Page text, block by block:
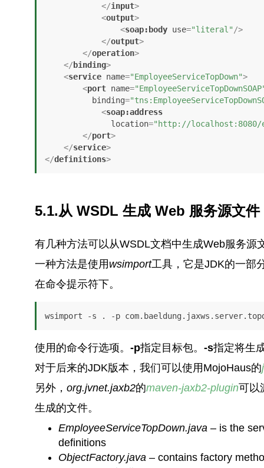
</input>
<output>
<soap:body use="literal" />
</output>
</operation>
</ binding>
<service name="EmployeeServiceTopDown">
<port name=
binding=
<soap:address
location="http://localhost:8080/
</port>
</service>
</definitions>
5.1.从 WSDL 生成 Web 服务源文件
有几种方法可以从WSDL文档中生成Web服务源
一种方法是使用 wsimport工具，它是JDK的一部
在命令提示符下。
wsimport -s . -p
使用的命令行选项。 -p指定目标包。 -s指定将生
对于后来的JDK版本，我们可以使用MojoHaus的
另外， org.jvnet.jaxb2的maven-jaxb2-plugin可以
生成的文件。
EmployeeServiceTopDown.java – is the
definitions
ObjectFactory.java – contains factory